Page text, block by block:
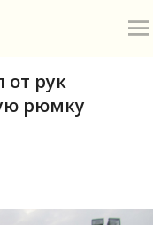
от рук
рюмку